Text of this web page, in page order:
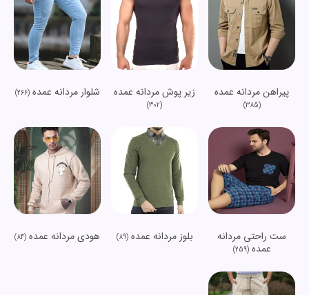
پیراهن مردانه عمده
(385)
زیر پوش مردانه عمده
(302)
شلوار مردانه عمده(266)
ست راحتی مردانه
عمده(259)
بلوز مردانه عمده(89) هودی مردانه عمده (84)